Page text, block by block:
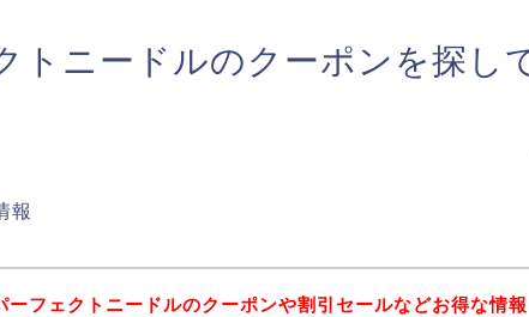
トニードルのクーポンを探し
報
ーフェクトニードルのクーポンや割引セールなどお得な情報